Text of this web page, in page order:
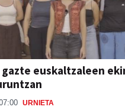
euskaltzaleen
URNIETA